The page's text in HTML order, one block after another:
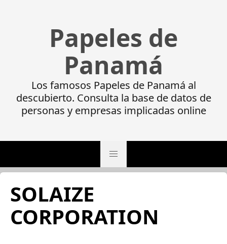
Papeles de
Panamá
Los famosos Papeles de Panamá al
descubierto. Consulta la base de datos de
personas y empresas implicadas online
SOLAIZE
CORPORATION